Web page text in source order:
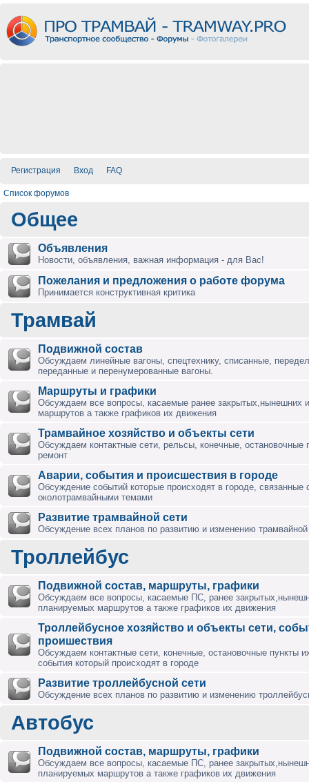
Регистрация Вход FAQ
Список форумов
Общее
Объявления
Новости, объявления, важная информация - для Вас!
Пожелания и предложения о работе форума
Принимается конструктивная критика
Трамвай
Подвижной состав
Обсуждаем линейные вагоны, спецтехнику, списанные,
переданные и перенумерованные вагоны.
Маршруты и графики
Обсуждаем все вопросы, касаемые ранее закрытых,нынешних
маршрутов а также графиков их движения
Трамвайное хозяйство и объекты сети
Обсуждаем контактные сети, рельсы, конечные, остановочные
ремонт
Аварии, события и происшествия в городе
Обсуждение событий которые происходят в городе, связанные
околотрамвайными темами
Развитие трамвайной сети
Обсуждение всех планов по развитию и изменению трамвайной
Троллейбус
Подвижной состав, маршруты, графики
Обсуждаем все вопросы, касаемые ПС, ранее
планируемых маршрутов а также графиков их движения
Троллейбусное хозяйство и объекты сети,
проишествия
Обсуждаем контактные сети, конечные, остановочные пункты
события который происходят в городе
Развитие троллейбусной сети
Обсуждение всех планов по развитию и изменению
Автобус
Подвижной состав, маршруты, графики
Обсуждаем все вопросы, касаемые ПС, ранее
планируемых маршрутов а также графиков их движения